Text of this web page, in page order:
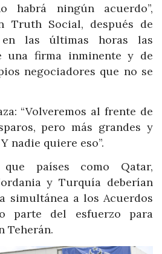
habrá ningún acuerdo”,
Truth Social, después de
en las últimas horas las
una firma inminente y de
negociadores que no se
“Volveremos al frente de
pero más grandes y
nadie quiere eso”.
que países como Qatar,
y Turquía deberían
simultánea a los Acuerdos
parte del esfuerzo para
Teherán.